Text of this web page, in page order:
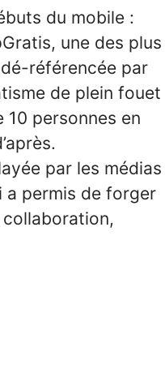
du mobile :
une des plus
référencée par
de plein fouet
10 personnes en
par les médias
a permis de forger